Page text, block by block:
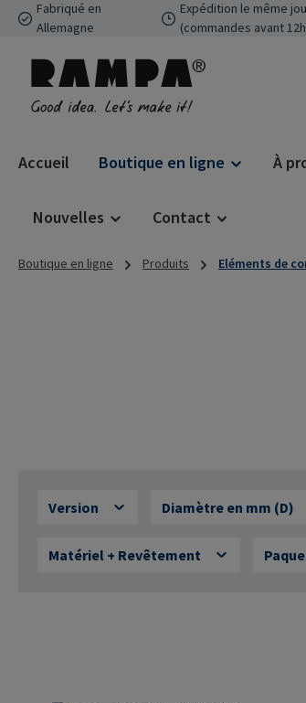
au contenu principal
Passer à la recherche
Passer à la navigation principale
Fabriqué en
Allemagne
Expédition le même
(commandes avant
Accueil Boutique en ligne À
Nouvelles Contact
Boutique en ligne Produits Eléments de
Version Diamètre en mm (D)
Matériel + Revêtement